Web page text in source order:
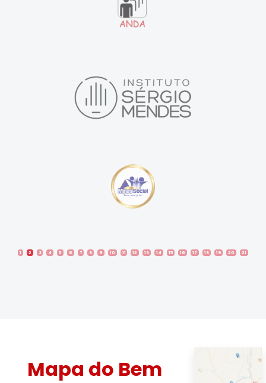
1 2 3 4 5 6 7 8 9 10 11 12 13 14 15 16 17 18 19 20 21
Mapa do Bem